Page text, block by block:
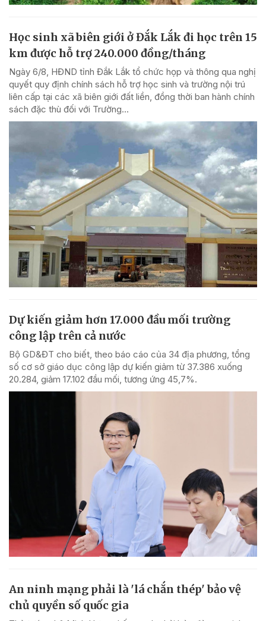
Học sinh xã biên giới ở Đắk Lắk đi học trên 15
km được hỗ trợ 240.000 đồng/tháng
Ngày 6/8, HĐND tỉnh Đắk Lắk tổ chức họp và thông qua nghị
quyết quy định chính sách hỗ trợ học sinh và trường nội trú
liên cấp tại các xã biên giới đất liền, đồng thời ban hành chính
sách đặc thù đối với Trường...
Dự kiến giảm hơn 17.000 đầu mối trường
công lập trên cả nước
Bộ GD&ĐT cho biết, theo báo cáo của 34 địa phương, tổng
số cơ sở giáo dục công lập dự kiến giảm từ 37.386 xuống
20.284, giảm 17.102 đầu mối, tương ứng 45,7%.
An ninh mạng phải là 'lá chắn thép' bảo vệ
chủ quyền số quốc gia